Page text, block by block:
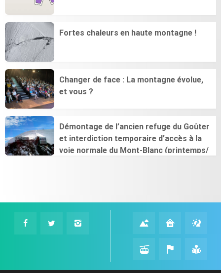
Fortes chaleurs en haute montagne !
Changer de face : La montagne évolue,
et vous ?
Démontage de l’ancien refuge du Goûter
et interdiction temporaire d’accès à la
voie normale du Mont-Blanc (printemps/